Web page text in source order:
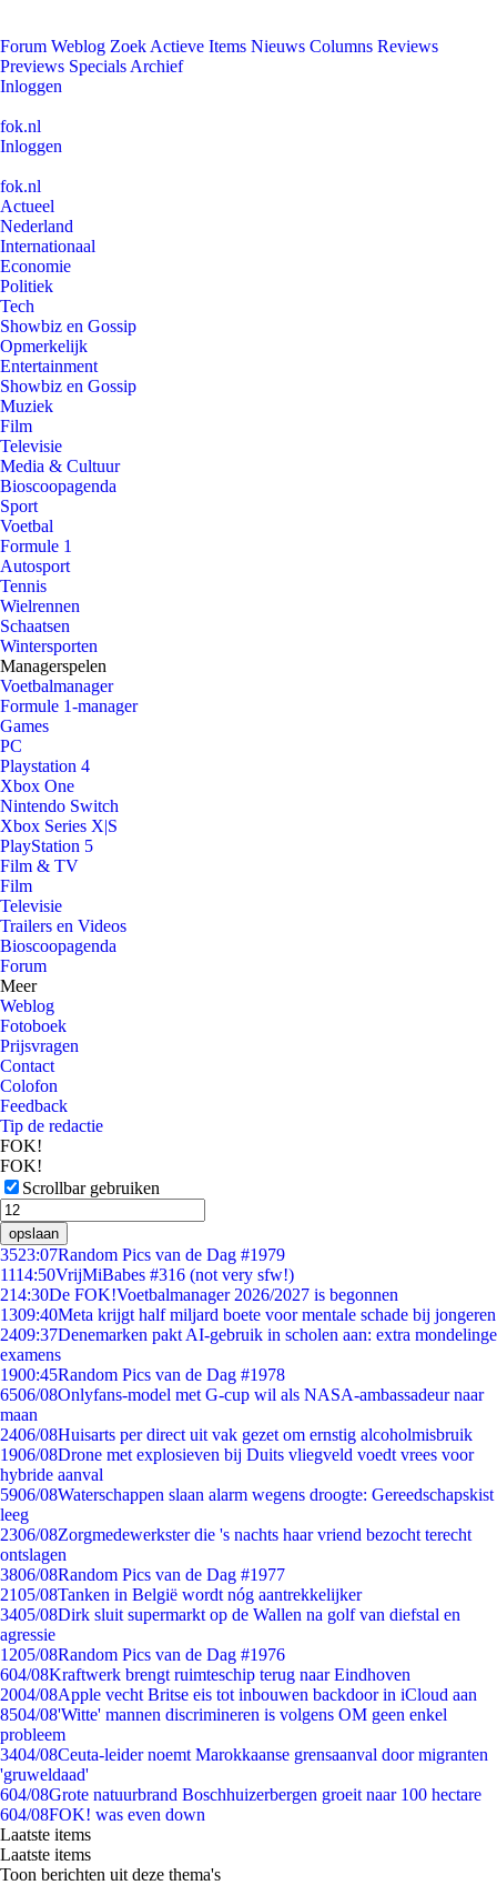
Forum Weblog Zoek Actieve Items Nieuws Columns Reviews
Previews Specials Archief
Inloggen
fok.nl
Inloggen
fok.nl
Actueel
Nederland
Internationaal
Economie
Politiek
Tech
Showbiz en Gossip
Opmerkelijk
Entertainment
Showbiz en Gossip
Muziek
Film
Televisie
Media & Cultuur
Bioscoopagenda
Sport
Voetbal
Formule 1
Autosport
Tennis
Wielrennen
Schaatsen
Wintersporten
Managerspelen
Voetbalmanager
Formule 1-manager
Games
PC
Playstation 4
Xbox One
Nintendo Switch
Xbox Series X|S
PlayStation 5
Film & TV
Film
Televisie
Trailers en Videos
Bioscoopagenda
Forum
Meer
Weblog
Fotoboek
Prijsvragen
Contact
Colofon
Feedback
Tip de redactie
FOK!
FOK!
Scrollbar gebruiken
opslaan
3523:07Random Pics van de Dag #1979
1114:50VrijMiBabes #316 (not very sfw!)
214:30De FOK!Voetbalmanager 2026/2027 is begonnen
1309:40Meta krijgt half miljard boete voor mentale schade bij jongeren
2409:37Denemarken pakt AI-gebruik in scholen aan: extra mondelinge
examens
1900:45Random Pics van de Dag #1978
6506/08Onlyfans-model met G-cup wil als NASA-ambassadeur naar
maan
2406/08Huisarts per direct uit vak gezet om ernstig alcoholmisbruik
1906/08Drone met explosieven bij Duits vliegveld voedt vrees voor
hybride aanval
5906/08Waterschappen slaan alarm wegens droogte: Gereedschapskist
leeg
2306/08Zorgmedewerkster die 's nachts haar vriend bezocht terecht
ontslagen
3806/08Random Pics van de Dag #1977
2105/08Tanken in België wordt nóg aantrekkelijker
3405/08Dirk sluit supermarkt op de Wallen na golf van diefstal en
agressie
1205/08Random Pics van de Dag #1976
604/08Kraftwerk brengt ruimteschip terug naar Eindhoven
2004/08Apple vecht Britse eis tot inbouwen backdoor in iCloud aan
8504/08'Witte' mannen discrimineren is volgens OM geen enkel
probleem
3404/08Ceuta-leider noemt Marokkaanse grensaanval door migranten
'gruweldaad'
604/08Grote natuurbrand Boschhuizerbergen groeit naar 100 hectare
604/08FOK! was even down
Laatste items
Laatste items
Toon berichten uit deze thema's